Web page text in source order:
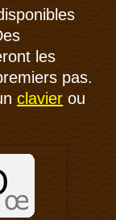
les
pas.
clavier ou